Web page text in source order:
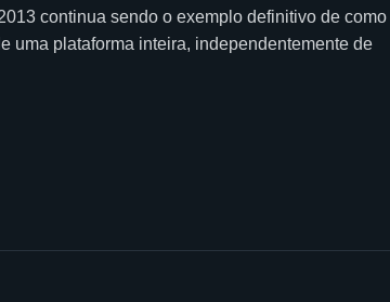
continua sendo o exemplo definitivo de como
uma plataforma inteira, independentemente de